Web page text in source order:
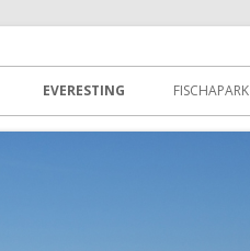
EVERESTING FISCHAPARK